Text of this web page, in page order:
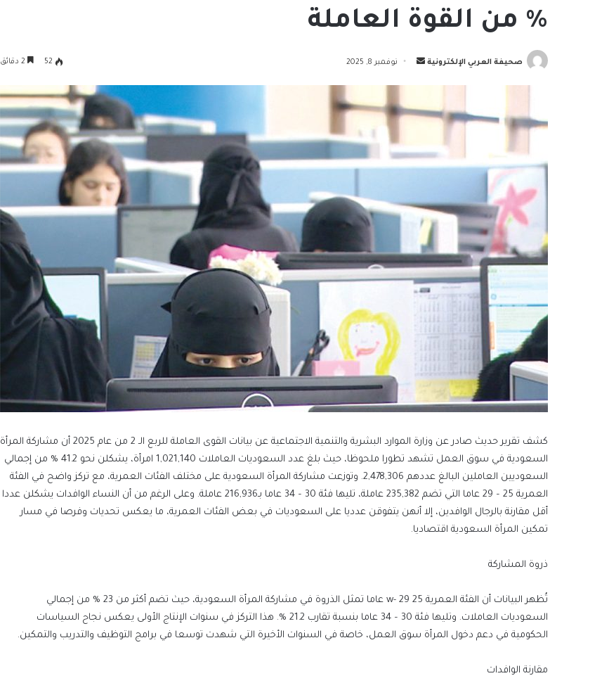
% من القوة العاملة
صحيفة العربي الإلكترونية
أرسل نوفمبر 8, 2025 52
كشف تقرير حديث صادر عن وزارة الموارد البشرية والتنمية الاجتماعية عن بيانات القوى العاملة للربع الـ 2 من عام 2025 أن مشاركة المرأة
السعودية في سوق العمل تشهد تطورا ملحوظا، حيث بلغ عدد السعوديات العاملات 1,021,140 امرأة، يشكلن نحو 41.2 % من إجمالي
السعوديين العاملين البالغ عددهم 2,478,306. وتوزعت مشاركة المرأة السعودية على مختلف الفئات العمرية، مع تركز واضح في الفئة
العمرية 25 – 29 عاما التي تضم 235,382 عاملة، تليها فئة 30 – 34 عاما بـ216,936 عاملة. وعلى الرغم من أن النساء الوافدات يشكلن عددا
أقل مقارنة بالرجال الوافدين، إلا أنهن يتفوقن عدديا على السعوديات في بعض الفئات العمرية، ما يعكس تحديات وفرصا في مسار
تمكين المرأة السعودية اقتصاديا.
ذروة المشاركة
تُظهر البيانات أن الفئة العمرية 25 w- 29 عاما تمثل الذروة في مشاركة المرأة السعودية، حيث تضم أكثر من 23 % من إجمالي
السعوديات العاملات. وتليها فئة 30 – 34 عاما بنسبة تقارب 21.2 %. هذا التركز في سنوات الإنتاج الأولى يعكس نجاح السياسات
الحكومية في دعم دخول المرأة سوق العمل، خاصة في السنوات الأخيرة التي شهدت توسعا في برامج التوظيف والتدريب والتمكين.
مقارنة الوافدات